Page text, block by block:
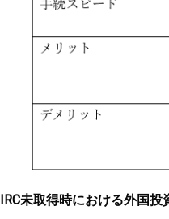
IRC未取得時における外国